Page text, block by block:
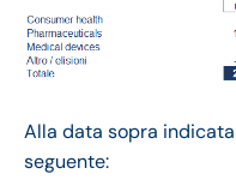
Alla data sopra
seguente: